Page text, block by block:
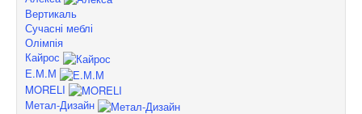
Вертикаль
Сучасні меблі
Олімпія
Кайрос
Е.М.М
MORELI
Метал-Дизайн